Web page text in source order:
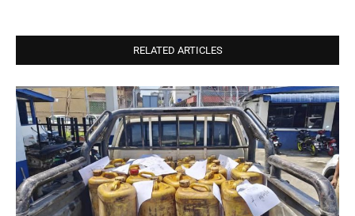
RELATED ARTICLES